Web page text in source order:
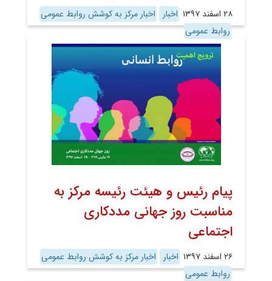
۲۸ اسفند ۱۳۹۷ اخبار
اخبار مرکز به کوشش روابط عمومی
روابط عمومی
پیام رئیس و هیئت رئیسه مرکز به
مناسبت روز جهانی مددکاری
اجتماعی
۲۶ اسفند ۱۳۹۷ اخبار
اخبار مرکز به کوشش روابط عمومی
روابط عمومی